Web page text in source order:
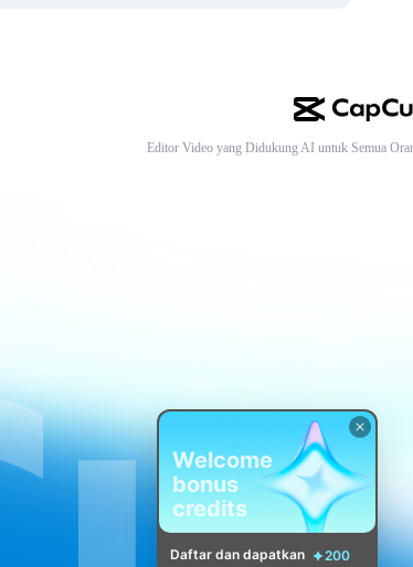
Editor Video yang Didukung AI untuk Semua
Welcome
bonus
credits
Daftar dan dapatkan
200